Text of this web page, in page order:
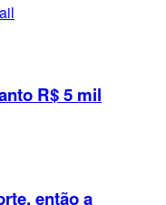
R$ 5 mil
então a